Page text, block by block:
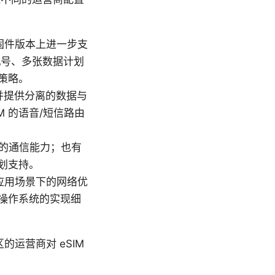
件版本上进一步支
、多张数据计划
略。
供分离的数据与
的语音/短信路由
通信能力；也有
持。
用场景下的网络优
作系统的实现细
的运营商对 eSIM